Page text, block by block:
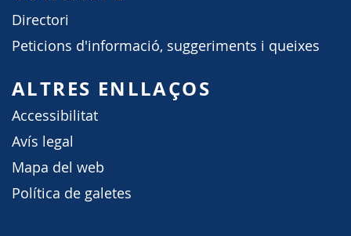
Directori
Peticions d'informació, suggeriments i queixes
ALTRES ENLLAÇOS
Accessibilitat
Avís legal
Mapa del web
Política de galetes